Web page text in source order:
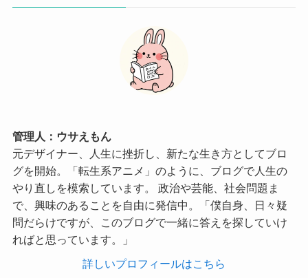
管理人：ウサえもん
元デザイナー、人生に挫折し、新たな生き方としてブロ
グを開始。「転生系アニメ」のように、ブログで人生の
やり直しを模索しています。 政治や芸能、社会問題ま
で、興味のあることを自由に発信中。「僕自身、日々疑
問だらけですが、このブログで一緒に答えを探していけ
ればと思っています。」
詳しいプロフィールはこちら